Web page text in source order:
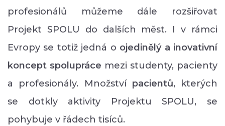
profesionálů můžeme dále rozšiřovat
Projekt SPOLU do dalších měst. I v rámci
Evropy se totiž jedná o ojedinělý a inovativní
koncept spolupráce mezi studenty, pacienty
a profesionály. Množství pacientů, kterých
se dotkly aktivity Projektu SPOLU, se
pohybuje v řádech tisíců.